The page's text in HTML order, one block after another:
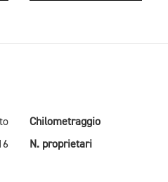
Chilometraggio
N. proprietari